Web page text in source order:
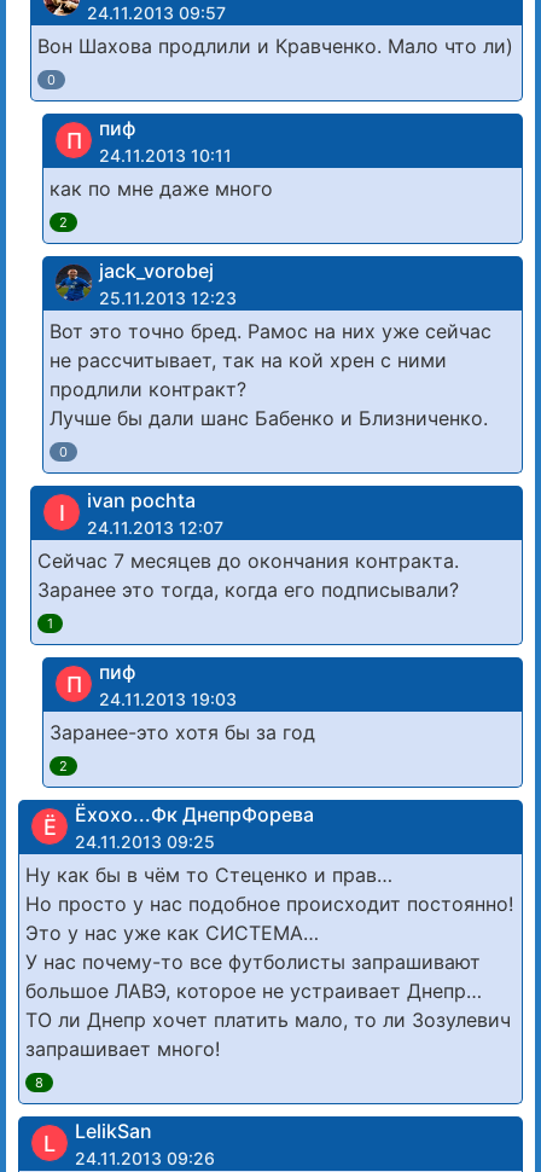
24.11.2013 09:57
Вон Шахова продлили и Кравченко. Мало что ли)
0
П пиф
24.11.2013 10:11
как по мне даже много
2
jack_vorobej
25.11.2013 12:23
Вот это точно бред. Рамос на них уже сейчас
не рассчитывает, так на кой хрен с ними
продлили контракт?
Лучше бы дали шанс Бабенко и Близниченко.
0
I ivan pochta
24.11.2013 12:07
Сейчас 7 месяцев до окончания контракта.
Заранее это тогда, когда его подписывали?
1
П пиф
24.11.2013 19:03
Заранее-это хотя бы за год
2
Ё Ёхохо...Фк ДнепрФорева
24.11.2013 09:25
Ну как бы в чём то Стеценко и прав…
Но просто у нас подобное происходит постоянно!
Это у нас уже как СИСТЕМА…
У нас почему-то все футболисты запрашивают
большое ЛАВЭ, которое не устраивает Днепр…
ТО ли Днепр хочет платить мало, то ли Зозулевич
запрашивает много!
8
L LelikSan
24.11.2013 09:26